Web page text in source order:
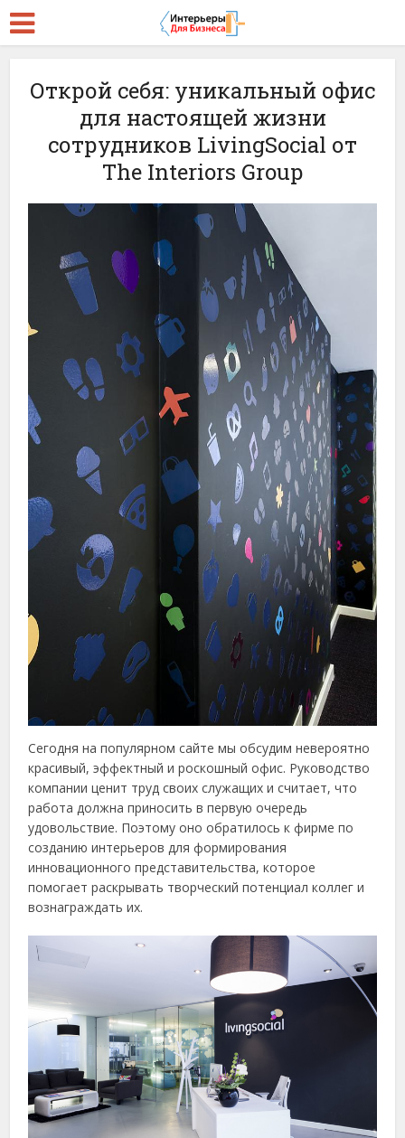
Открой себя: уникальный офис
для настоящей жизни
сотрудников LivingSocial от
The Interiors Group
Сегодня на популярном сайте мы обсудим невероятно
красивый, эффектный и роскошный офис. Руководство
компании ценит труд своих служащих и считает, что
работа должна приносить в первую очередь
удовольствие. Поэтому оно обратилось к фирме по
созданию интерьеров для формирования
инновационного представительства, которое
помогает раскрывать творческий потенциал коллег и
вознаграждать их.